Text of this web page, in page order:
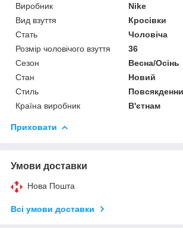
Виробник
Nike
Вид взуття
Кросівки
Стать
Чоловіча
Розмір чоловічого взуття
36
Сезон
Весна/Осінь
Стан
Новий
Стиль
Країна виробник
В'єтнам
Приховати
Умови доставки
Нова Пошта
Всі умови доставки